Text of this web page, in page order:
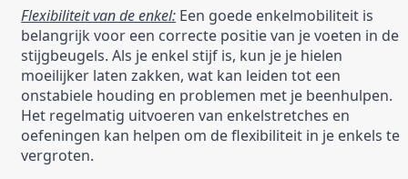
Flexibiliteit van de enkel: Een goede enkelmobiliteit is
belangrijk voor een correcte positie van je voeten in de
stijgbeugels. Als je enkel stijf is, kun je je hielen
moeilijker laten zakken, wat kan leiden tot een
onstabiele houding en problemen met je beenhulpen.
Het regelmatig uitvoeren van enkelstretches en
oefeningen kan helpen om de flexibiliteit in je enkels te
vergroten.